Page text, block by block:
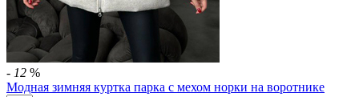
- 12 %
Модная зимняя куртка парка с мехом норки на воротнике